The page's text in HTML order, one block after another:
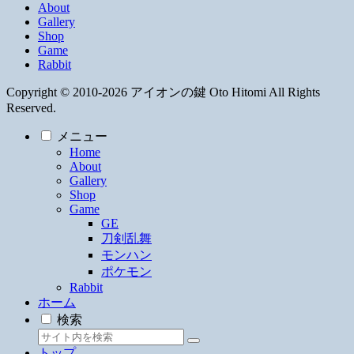
About
Gallery
Shop
Game
Rabbit
Copyright © 2010-2026 アイオンの鍵 Oto Hitomi All Rights
Reserved.
メニュー
Home
About
Gallery
Shop
Game
GE
刀剣乱舞
モンハン
ポケモン
Rabbit
ホーム
検索